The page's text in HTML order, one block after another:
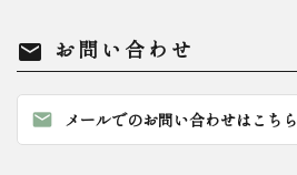
mail お問い合わせ
mail メールでのお問い合わせはこちら